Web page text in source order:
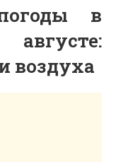
в
воздуха